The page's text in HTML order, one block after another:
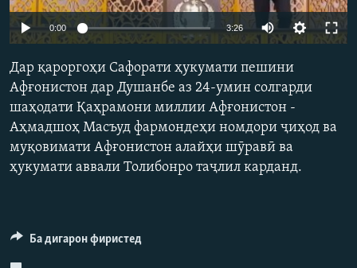
ГУЗОРИШҲОИ РАДИОӢ
Русский
ПАЙГИРӢ КУНЕД
Ҳамаи сомонаҳои RFE/RL
Auto 360p
0:00 3:26
480p
720p
Дар қароргоҳи Сафорати ҳукумати пешини
Афғонистон дар Душанбе аз 24-умин солгарди
шаҳодати Қаҳрамони миллии Афғонистон -
Аҳмадшоҳ Масъуд фармондеҳи номдори ҷиҳод ва
муқовимати Афғонистон алайҳи шӯравӣ ва
ҳукумати аввали Толибонро таҷлил карданд.
Ба дигарон фиристед